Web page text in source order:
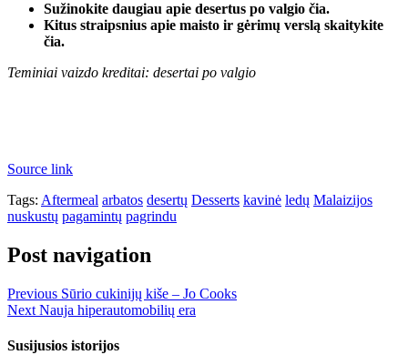
Sužinokite daugiau apie desertus po valgio čia.
Kitus straipsnius apie maisto ir gėrimų verslą skaitykite
čia.
Teminiai vaizdo kreditai: desertai po valgio
Source link
Tags: Aftermeal arbatos desertų Desserts kavinė ledų Malaizijos
nuskustų pagamintų pagrindu
Post navigation
Previous Sūrio cukinijų kiše – Jo Cooks
Next Nauja hiperautomobilių era
Susijusios istorijos